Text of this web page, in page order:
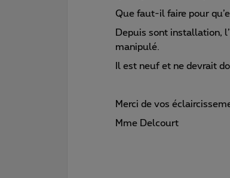
Que faut-il faire pour
Depuis sont installation,
manipulé.
Il est neuf et ne devrait
Merci de vos
Mme Delcourt